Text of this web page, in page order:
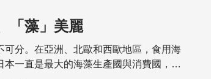
「藻」美麗
可分。在亞洲、北歐和西歐地區，食用海
一直是最大的海藻生產國與消費國，他